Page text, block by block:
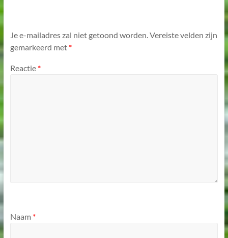
Je e-mailadres zal niet getoond worden. Vereiste velden zijn
gemarkeerd met *
Reactie *
Naam *